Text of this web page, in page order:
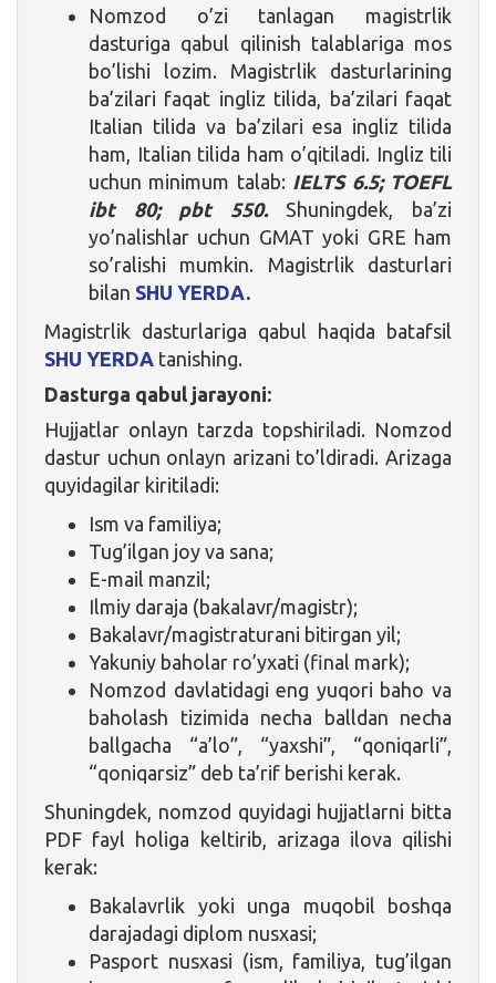
Nomzod o’zi tanlagan magistrlik
dasturiga qabul qilinish talablariga mos
bo’lishi lozim. Magistrlik dasturlarining
ba’zilari faqat ingliz tilida, ba’zilari faqat
Italian tilida va ba’zilari esa ingliz tilida
ham, Italian tilida ham o’qitiladi. Ingliz tili
uchun minimum talab: IELTS 6.5; TOEFL
ibt 80; pbt 550. Shuningdek, ba’zi
yo’nalishlar uchun GMAT yoki GRE ham
so’ralishi mumkin. Magistrlik dasturlari
bilan SHU YERDA.
Magistrlik dasturlariga qabul haqida batafsil
SHU YERDA tanishing.
Dasturga qabul jarayoni:
Hujjatlar onlayn tarzda topshiriladi. Nomzod
dastur uchun onlayn arizani to’ldiradi. Arizaga
quyidagilar kiritiladi:
Ism va familiya;
Tug’ilgan joy va sana;
E-mail manzil;
Ilmiy daraja (bakalavr/magistr);
Bakalavr/magistraturani bitirgan yil;
Yakuniy baholar ro’yxati (final mark);
Nomzod davlatidagi eng yuqori baho va
baholash tizimida necha balldan necha
ballgacha “a’lo”, “yaxshi”, “qoniqarli”,
“qoniqarsiz” deb ta’rif berishi kerak.
Shuningdek, nomzod quyidagi hujjatlarni bitta
PDF fayl holiga keltirib, arizaga ilova qilishi
kerak:
Bakalavrlik yoki unga muqobil boshqa
darajadagi diplom nusxasi;
Pasport nusxasi (ism, familiya, tug’ilgan